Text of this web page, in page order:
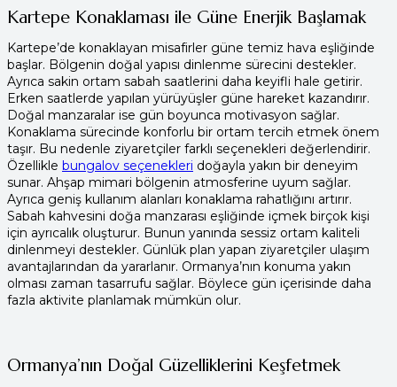
Kartepe Konaklaması ile Güne Enerjik Başlamak
Kartepe’de konaklayan misafirler güne temiz hava eşliğinde
başlar. Bölgenin doğal yapısı dinlenme sürecini destekler.
Ayrıca sakin ortam sabah saatlerini daha keyifli hale getirir.
Erken saatlerde yapılan yürüyüşler güne hareket kazandırır.
Doğal manzaralar ise gün boyunca motivasyon sağlar.
Konaklama sürecinde konforlu bir ortam tercih etmek önem
taşır. Bu nedenle ziyaretçiler farklı seçenekleri değerlendirir.
Özellikle bungalov seçenekleri doğayla yakın bir deneyim
sunar. Ahşap mimari bölgenin atmosferine uyum sağlar.
Ayrıca geniş kullanım alanları konaklama rahatlığını artırır.
Sabah kahvesini doğa manzarası eşliğinde içmek birçok kişi
için ayrıcalık oluşturur. Bunun yanında sessiz ortam kaliteli
dinlenmeyi destekler. Günlük plan yapan ziyaretçiler ulaşım
avantajlarından da yararlanır. Ormanya’nın konuma yakın
olması zaman tasarrufu sağlar. Böylece gün içerisinde daha
fazla aktivite planlamak mümkün olur.
Ormanya’nın Doğal Güzelliklerini Keşfetmek